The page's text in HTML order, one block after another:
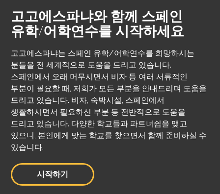
고고에스파냐와 함께 스페인
유학/어학연수를 시작하세요
고고에스파냐는 스페인 유학/어학연수를 희망하시는
분들을 전 세계적으로 도움을 드리고 있습니다.
스페인에서 오래 머무시면서 비자 등 여러 서류적인
부분이 필요할 때, 저희가 모든 부분을 안내드리며 도움을
드리고 있습니다. 비자, 숙박시설, 스페인에서
생활하시면서 필요하신 부분 등 전반적으로 도움을
드리고 있습니다. 다양한 학교들과 파트너쉽을 맺고
있으니, 본인에게 맞는 학교를 찾으면서 함께 준비하실 수
있습니다.
시작하기